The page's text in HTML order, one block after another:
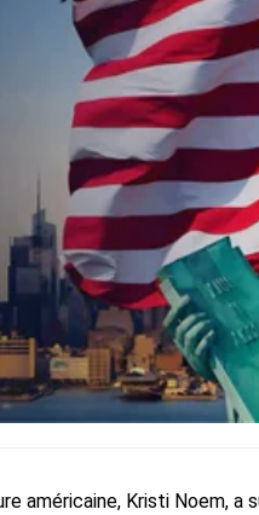
américaine, Kristi Noem,